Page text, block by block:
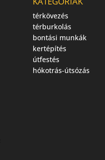
térkövezés
térburkolás
bontási munkák
kertépítés
útfestés
hókotrás-útsózás